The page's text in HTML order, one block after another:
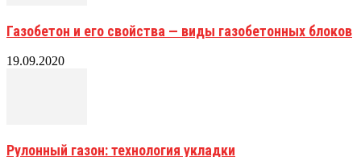
Газобетон и его свойства — виды газобетонных блоков
19.09.2020
Рулонный газон: технология укладки